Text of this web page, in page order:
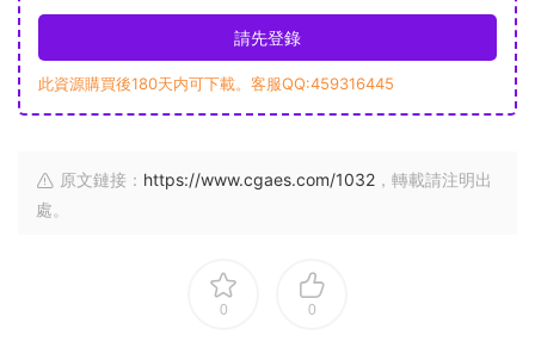
請先登錄
此資源購買後180天内可下載。客服QQ:459316445
原文鏈接： https://www.cgaes.com/1032 ，轉載請注明出
處。
0 0